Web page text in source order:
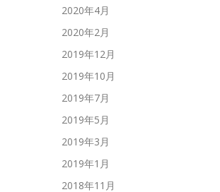
2020年4月
2020年2月
2019年12月
2019年10月
2019年7月
2019年5月
2019年3月
2019年1月
2018年11月